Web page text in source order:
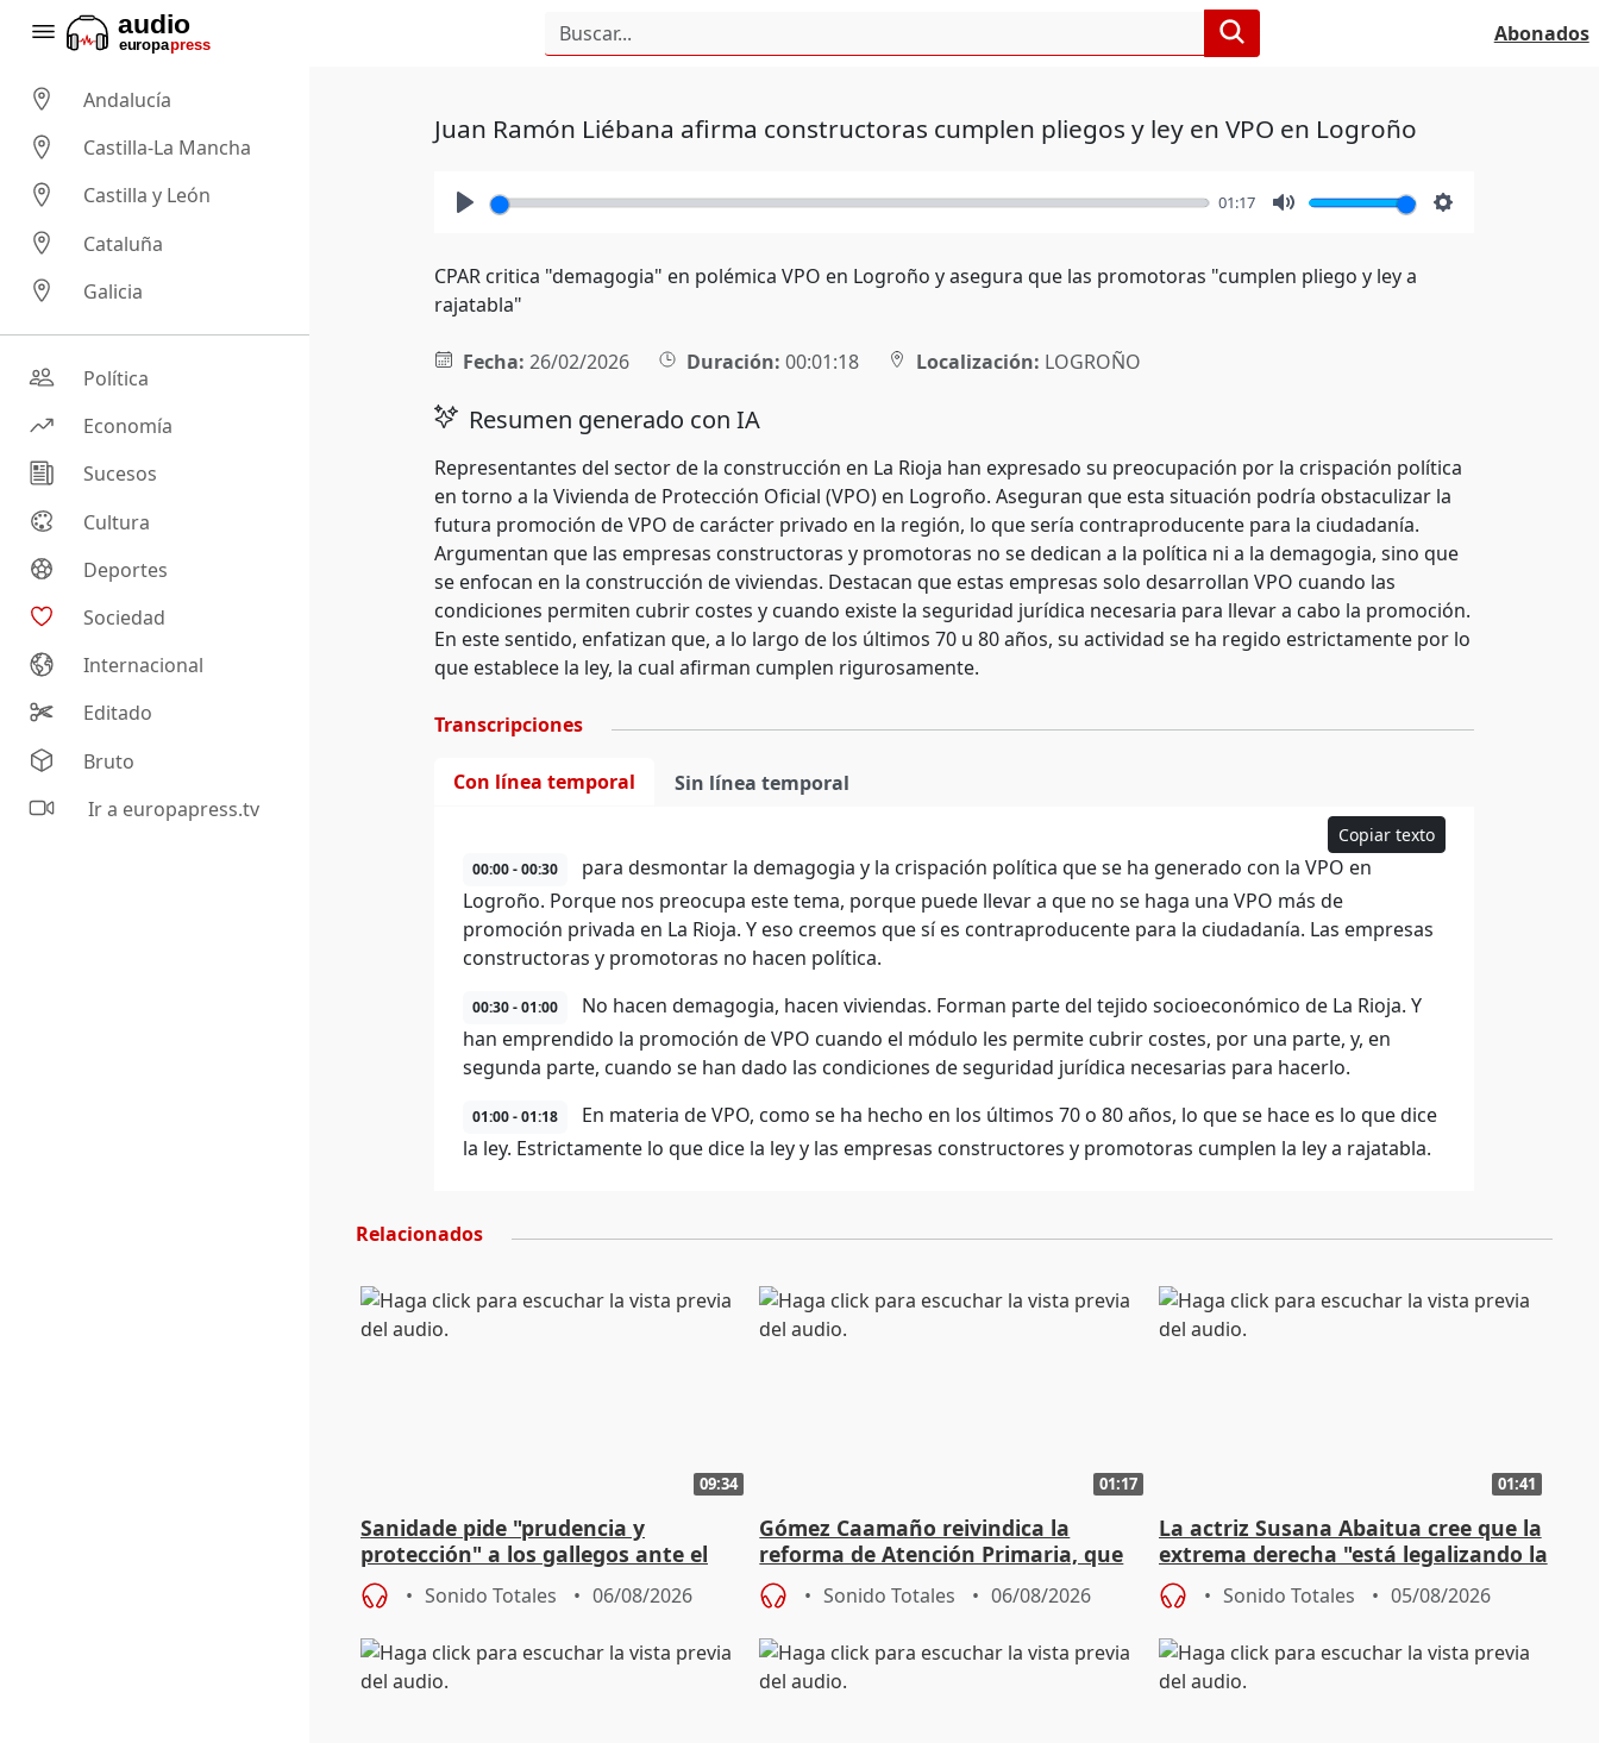
Abonados
Andalucía
Castilla-La Mancha
Castilla y León
Cataluña
Galicia
Política
Economía
Sucesos
Cultura
Deportes
Sociedad
Internacional
Editado
Bruto
Ir a europapress.tv
Juan Ramón Liébana afirma constructoras cumplen pliegos y ley en VPO en Logroño
01:17
CPAR critica "demagogia" en polémica VPO en Logroño y asegura que las promotoras "cumplen pliego y ley a
rajatabla"
Fecha: 26/02/2026 Duración: 00:01:18 Localización: LOGROÑO
Resumen generado con IA
Representantes del sector de la construcción en La Rioja han expresado su preocupación por la crispación política
en torno a la Vivienda de Protección Oficial (VPO) en Logroño. Aseguran que esta situación podría obstaculizar la
futura promoción de VPO de carácter privado en la región, lo que sería contraproducente para la ciudadanía.
Argumentan que las empresas constructoras y promotoras no se dedican a la política ni a la demagogia, sino que
se enfocan en la construcción de viviendas. Destacan que estas empresas solo desarrollan VPO cuando las
condiciones permiten cubrir costes y cuando existe la seguridad jurídica necesaria para llevar a cabo la promoción.
En este sentido, enfatizan que, a lo largo de los últimos 70 u 80 años, su actividad se ha regido estrictamente por lo
que establece la ley, la cual afirman cumplen rigurosamente.
Transcripciones
Con línea temporal Sin línea temporal
Copiar texto
00:00 - 00:30
para desmontar la demagogia y la crispación política que se ha generado con la VPO en
Logroño. Porque nos preocupa este tema, porque puede llevar a que no se haga una VPO más de
promoción privada en La Rioja. Y eso creemos que sí es contraproducente para la ciudadanía. Las empresas
constructoras y promotoras no hacen política.
00:30 - 01:00
No hacen demagogia, hacen viviendas. Forman parte del tejido socioeconómico de La Rioja. Y
han emprendido la promoción de VPO cuando el módulo les permite cubrir costes, por una parte, y, en
segunda parte, cuando se han dado las condiciones de seguridad jurídica necesarias para hacerlo.
01:00 - 01:18
En materia de VPO, como se ha hecho en los últimos 70 o 80 años, lo que se hace es lo que dice
la ley. Estrictamente lo que dice la ley y las empresas constructores y promotoras cumplen la ley a rajatabla.
Relacionados
09:34
Sanidade pide "prudencia y
protección" a los gallegos ante el
eclipse del 12 de agosto
Sonido Totales 06/08/2026
01:17
Gómez Caamaño reivindica la
reforma de Atención Primaria, que
reforzará la autogestión
Sonido Totales 06/08/2026
01:41
La actriz Susana Abaitua cree que la
extrema derecha "está legalizando la
homofobia"
Sonido Totales 05/08/2026